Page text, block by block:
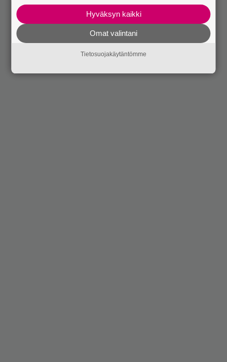
Hyväksyn kaikki
Omat valintani
Tietosuojakäytäntömme